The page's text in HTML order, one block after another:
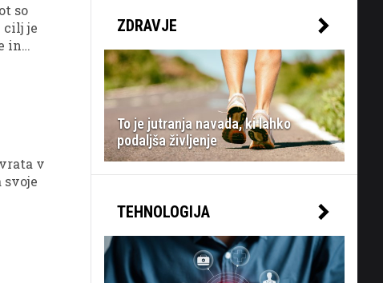
so
cilj je
in
v
ZDRAVJE
To je jutranja navada, ki lahko
podaljša življenje
TEHNOLOGIJA